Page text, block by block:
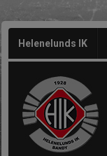
Helenelunds IK